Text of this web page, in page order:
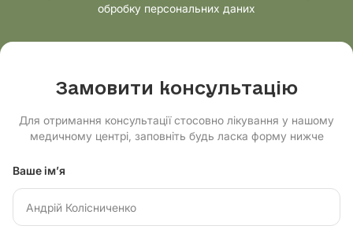
обробку персональних даних
Замовити консультацію
Для отримання консультації стосовно лікування у нашому
медичному центрі, заповніть будь ласка форму нижче
Ваше ім’я